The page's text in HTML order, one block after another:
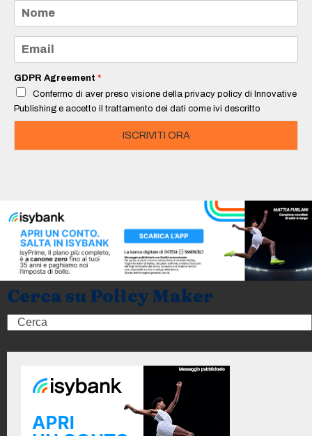
m
e
a
i
*
GDPR Agreement *
Confermo di aver preso visione della privacy policy di Innovative
Publishing e accetto il trattamento dei dati come ivi descritto
ISCRIVITI ORA
Cerca su Policy Maker
Search